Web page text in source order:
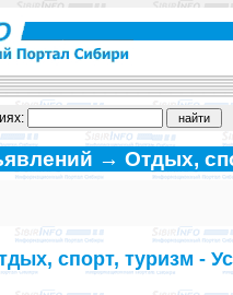
→ Отдых,
спорт, туризм -